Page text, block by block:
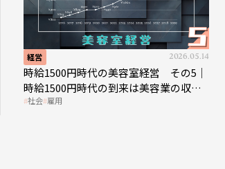
経営 2026.05.14
時給1500円時代の美容室経営 その5｜
時給1500円時代の到来は美容業の収益
構造を見直す契機
社会 雇用